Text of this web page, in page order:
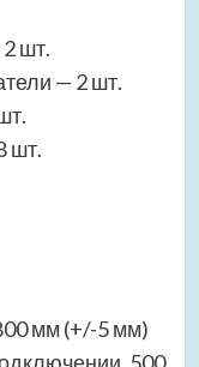
шт.
— 2 шт.
шт.
мм (+/-5 мм)